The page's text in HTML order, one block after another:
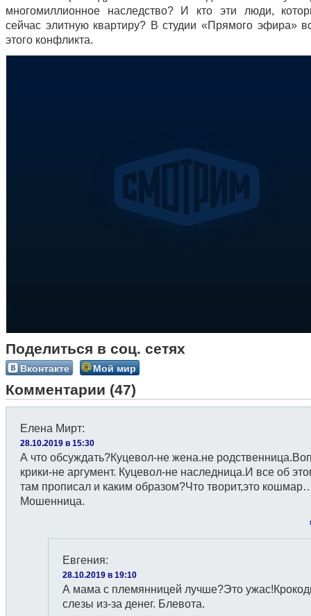
многомиллионное наследство? И кто эти люди,
сейчас элитную квартиру? В студии «Прямого эфира»
этого конфликта.
Поделиться в соц. сетях
Вконтакте Мой мир
Комментарии (47)
Елена Мирт:
28.10.2019 в 15:30
А что обсуждать?Куцевол-не жена.не
крики-не аргумент. Куцевол-не наследница.И все об
там прописал и каким образом?Что творит,это
Мошенница.
Евгения:
28.10.2019 в 19:10
А мама с племянницей лучше?Это
слезы из-за денег. Блевота.